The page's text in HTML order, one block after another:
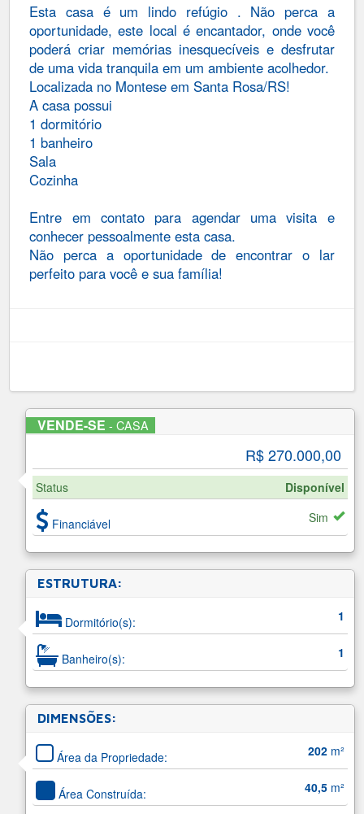
Esta casa é um lindo refúgio . Não perca a
oportunidade, este local é encantador, onde você
poderá criar memórias inesquecíveis e desfrutar
de uma vida tranquila em um ambiente acolhedor.
Localizada no Montese em Santa Rosa/RS!
A casa possui
1 dormitório
1 banheiro
Sala
Cozinha
Entre em contato para agendar uma visita e
conhecer pessoalmente esta casa.
Não perca a oportunidade de encontrar o lar
perfeito para você e sua família!
VENDE-SE- CASA
R$ 270.000,00
Status Disponível
Financiável Sim
ESTRUTURA:
Dormitório(s): 1
Banheiro(s): 1
DIMENSÕES:
Área da Propriedade: 202m²
Área Construída: 40,5m²